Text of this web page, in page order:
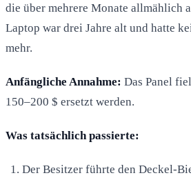
die über mehrere Monate allmählich
Laptop war drei Jahre alt und hatte
mehr.
Anfängliche Annahme: Das Panel
150–200 $ ersetzt werden.
Was tatsächlich passierte:
Der Besitzer führte den Deckel-